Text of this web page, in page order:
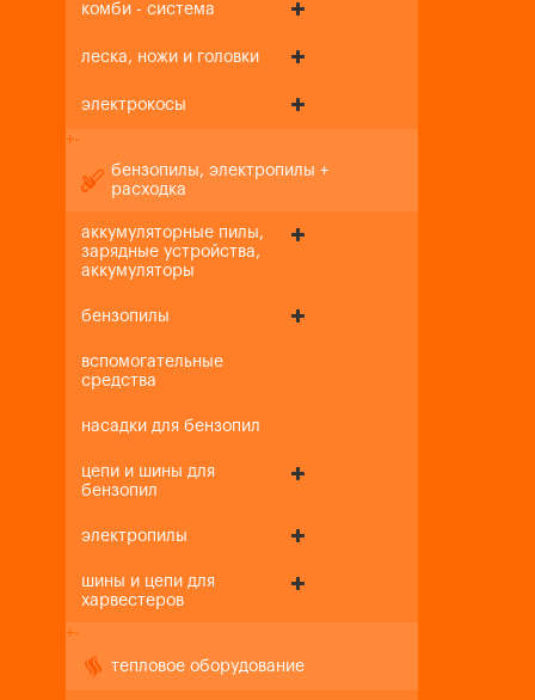
комби - система
леска, ножи и головки
электрокосы
+-
бензопилы, электропилы +
расходка
аккумуляторные пилы,
зарядные устройства,
аккумуляторы
бензопилы
вспомогательные
средства
насадки для бензопил
цепи и шины для
бензопил
электропилы
шины и цепи для
харвестеров
+-
тепловое оборудование